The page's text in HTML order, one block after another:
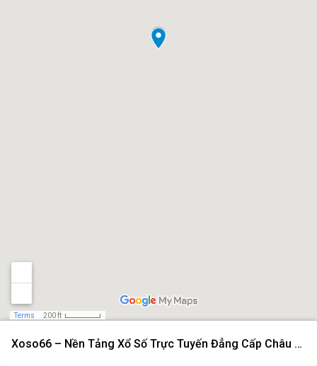
Xoso66 – Nền Tảng Xổ Số Trực Tuyến Đẳng Cấp Châu Á Năm 2026
Terms 200 ft